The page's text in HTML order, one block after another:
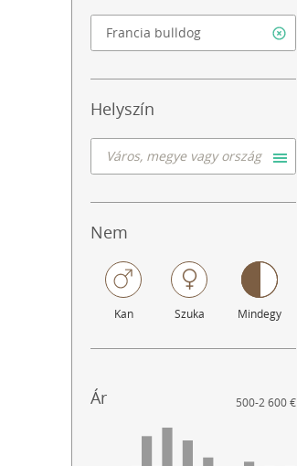
Helyszín
Nem
Kan Szuka Mindegy
Ár 500-2 600 €